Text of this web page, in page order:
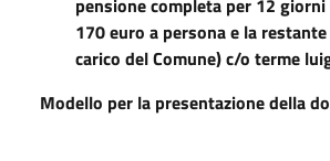
170 euro a persona e la
carico del Comune) c/o terme
Modello per la presentazione della